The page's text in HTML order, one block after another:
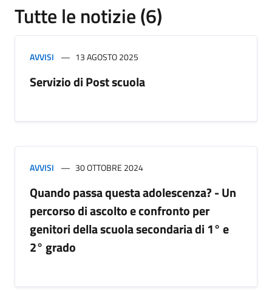
Tutte le notizie (6)
AVVISI 13 AGOSTO 2025
Servizio di Post scuola
AVVISI 30 OTTOBRE 2024
Quando passa questa adolescenza? - Un
percorso di ascolto e confronto per
genitori della scuola secondaria di 1° e
2° grado